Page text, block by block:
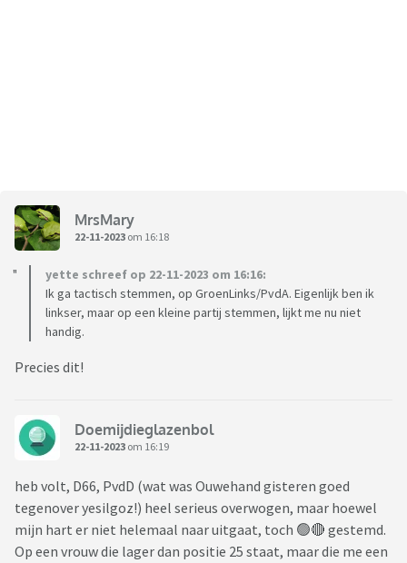
MrsMary
22-11-2023 om 16:18
yette schreef op 22-11-2023 om 16:16:
Ik ga tactisch stemmen, op GroenLinks/PvdA. Eigenlijk ben ik
linkser, maar op een kleine partij stemmen, lijkt me nu niet
handig.
Precies dit!
Doemijdieglazenbol
22-11-2023 om 16:19
heb volt, D66, PvdD (wat was Ouwehand gisteren goed
tegenover yesilgoz!) heel serieus overwogen, maar hoewel
mijn hart er niet helemaal naar uitgaat, toch 🟢🔴 gestemd.
Op een vrouw die lager dan positie 25 staat, maar die me een